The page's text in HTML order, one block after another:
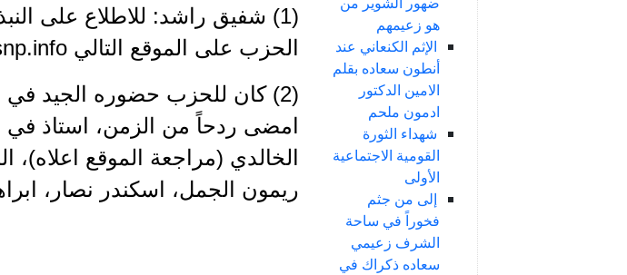
هو زعيمهم
الإثم الكنعاني عند
أنطون سعاده بقلم
الامين الدكتور
ادمون ملحم
شهداء الثورة
القومية الاجتماعية
الأولى
إلى من جثم
فخوراً في ساحة
الشرف زعيمي
سعاده ذكراك في
(1) شفيق راشد: للاطلاع على
الحزب على الموقع التالي www.ssnp.info
(2) كان للحزب حضوره الجيد في
امضى ردحاً من الزمن، استاذ في
ريمون الجمل، اسكندر نصار،